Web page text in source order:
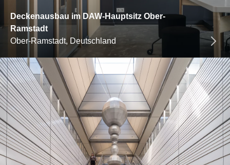
Deckenausbau im DAW-Hauptsitz Ober-
Ramstadt
Ober-Ramstadt, Deutschland